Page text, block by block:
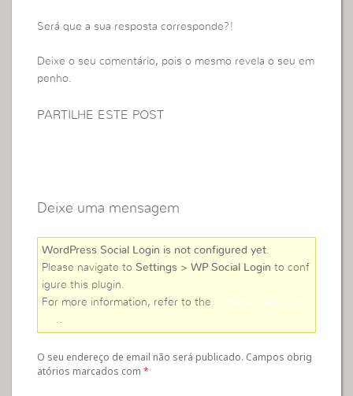
Será que a sua resposta corresponde?!
Deixe o seu comentário, pois o mesmo revela o seu em
penho.
PARTILHE ESTE POST
Deixe uma mensagem
WordPress Social Login is not configured yet
Please navigate to Settings > WP Social Login to conf
igure this plugin.
For more information, refer to the
online user guid
e
O seu endereço de email não será publicado. Campos obrig
atórios marcados com*